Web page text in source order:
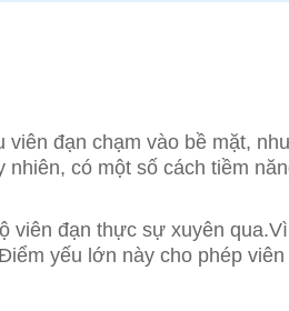
đạn chạm vào bề mặt,
có một số cách tiềm
đạn thực sự xuyên
yếu lớn này cho phép